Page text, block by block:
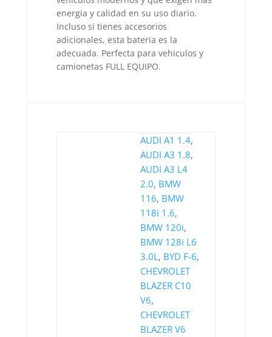
energia y calidad en su uso diario.
Incluso si tienes accesorios
adicionales, esta bateria es la
adecuada. Perfecta para vehiculos y
camionetas FULL EQUIPO.
AUDI A1 1.4,
AUDI A3 1.8,
AUDI A3 L4
2.0, BMW
116, BMW
118i 1.6,
BMW 120i,
BMW 128i L6
3.0L, BYD F-6,
CHEVROLET
BLAZER C10
V6,
CHEVROLET
BLAZER V6